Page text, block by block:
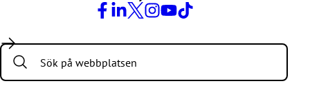
Search: